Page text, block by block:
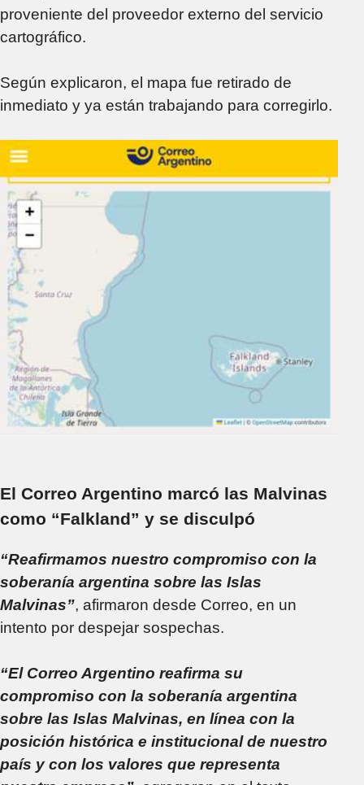
proveniente del proveedor externo del servicio
cartográfico.
Según explicaron, el mapa fue retirado de
inmediato y ya están trabajando para corregirlo.
El Correo Argentino marcó las Malvinas
como “Falkland” y se disculpó
“Reafirmamos nuestro compromiso con la
soberanía argentina sobre las Islas
Malvinas”, afirmaron desde Correo, en un
intento por despejar sospechas.
“El Correo Argentino reafirma su
compromiso con la soberanía argentina
sobre las Islas Malvinas, en línea con la
posición histórica e institucional de nuestro
país y con los valores que representa